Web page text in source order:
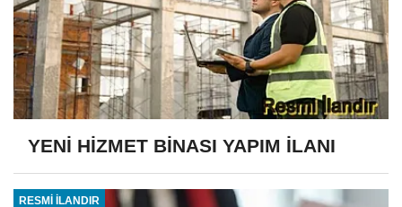
YENİ HİZMET BİNASI YAPIM İLANI
RESMİ İLANDIR